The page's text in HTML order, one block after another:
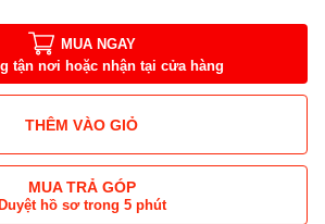
MUA NGAY
tận nơi hoặc nhận tại cửa hàng
THÊM VÀO GIỎ
MUA TRẢ GÓP
hồ sơ trong 5 phút